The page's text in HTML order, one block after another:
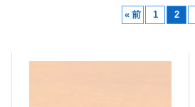
« 前 1 2